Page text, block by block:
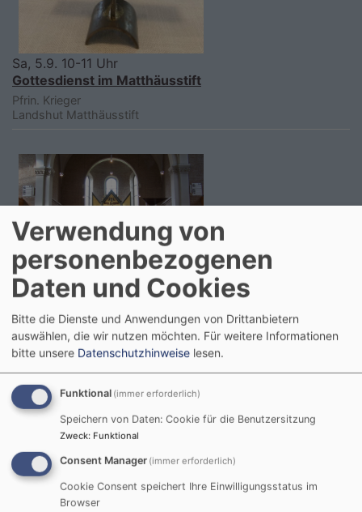
Sa, 5.9. 10-11 Uhr
Gottesdienst im Matthäusstift
Pfrin. Krieger
Landshut Matthäusstift
So, 6.9. 10-11 Uhr
Pfr. i.R. Dr. Matthias Flothow
Landshut Christuskirche
Verwendung von
personenbezogenen
Daten und Cookies
Bitte die Dienste und Anwendungen von Drittanbietern
auswählen, die wir nutzen möchten. Für weitere Informationen
bitte unsere Datenschutzhinweise lesen.
Funktional (immer erforderlich)
Speichern von Daten: Cookie für die Benutzersitzung
Zweck: Funktional
Consent Manager (immer erforderlich)
Cookie Consent speichert Ihre Einwilligungsstatus im
Browser